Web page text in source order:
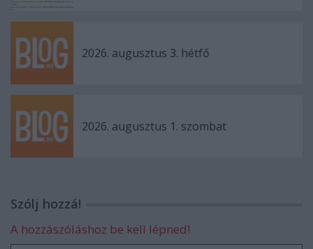
2026. augusztus 3. hétfő
2026. augusztus 1. szombat
Szólj hozzá!
A hozzászóláshoz be kell lépned!